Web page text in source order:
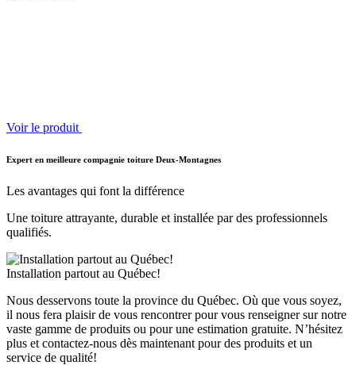
Voir le produit
Expert en meilleure compagnie toiture Deux-Montagnes
Les avantages qui font la différence
Une toiture attrayante, durable et installée par des professionnels
qualifiés.
Installation partout au Québec!
Nous desservons toute la province du Québec. Où que vous soyez,
il nous fera plaisir de vous rencontrer pour vous renseigner sur notre
vaste gamme de produits ou pour une estimation gratuite. N’hésitez
plus et contactez-nous dès maintenant pour des produits et un
service de qualité!